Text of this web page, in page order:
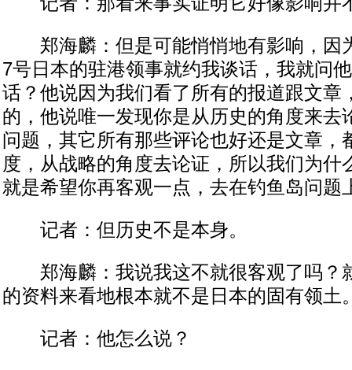
郑海麟：但是可能悄悄地有影响，因
7号日本的驻港领事就约我谈话，我就问
话？他说因为我们看了所有的报道跟文章
的，他说唯一发现你是从历史的角度来去
问题，其它所有那些评论也好还是文章，
度，从战略的角度去论证，所以我们为什
就是希望你再客观一点，去在钓鱼岛问题
记者：但历史不是本身。
郑海麟：我说我这不就很客观了吗？
的资料来看地根本就不是日本的固有领土
记者：他怎么说？